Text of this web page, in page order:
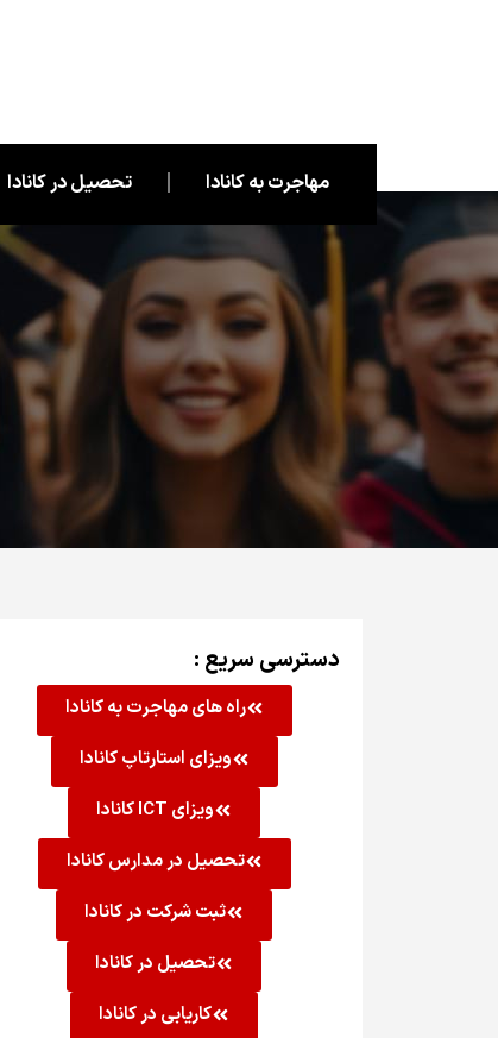
مهاجرت به کانادا تحصیل در کانادا
دسترسی سریع :
راه های مهاجرت به کانادا
ویزای استارتاپ کانادا
ویزای ICT کانادا
تحصیل در مدارس کانادا
ثبت شرکت در کانادا
تحصیل در کانادا
کاریابی در کانادا